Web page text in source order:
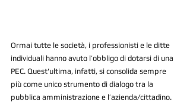
Ormai tutte le società, i professionisti e le ditte
individuali hanno avuto l’obbligo di dotarsi di una
PEC. Quest'ultima, infatti, si consolida sempre
più come unico strumento di dialogo tra la
pubblica amministrazione e l’azienda/cittadino.